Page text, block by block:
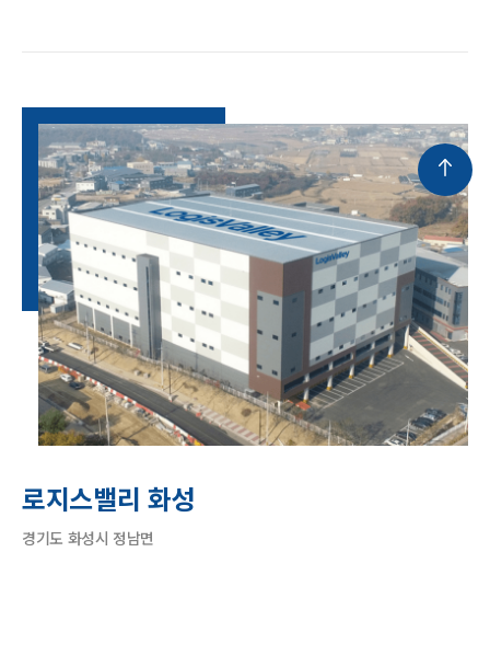
로지스밸리 화성
경기도 화성시 정남면